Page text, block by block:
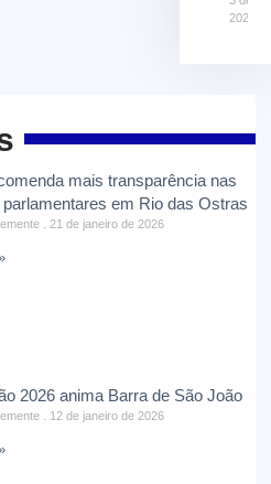
2026
mais transparência nas
em Rio das Ostras
21 de janeiro de 2026
2026 anima Barra de São João
12 de janeiro de 2026